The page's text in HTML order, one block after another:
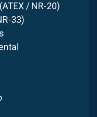
/ NR-20)
33)
em
em todo o
projetou, fabricou e